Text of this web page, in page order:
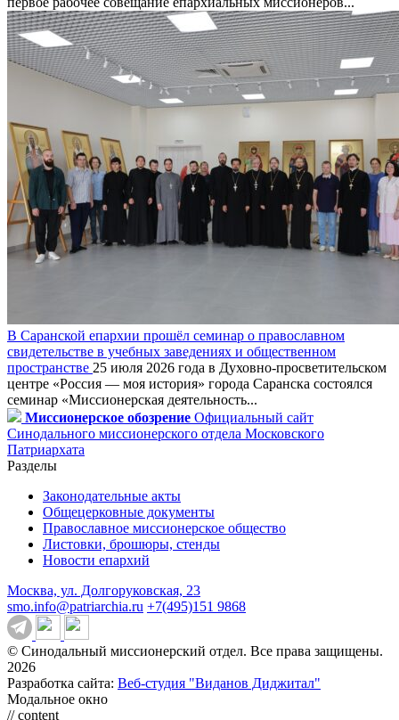
В Саранской епархии прошёл семинар о православном
свидетельстве в учебных заведениях и общественном
пространстве 25 июля 2026 года в Духовно-просветительском
центре «Россия — моя история» города Саранска состоялся
семинар «Миссионерская деятельность...
Миссионерское обозрение Официальный сайт
Синодального миссионерского отдела Московского
Патриархата
Разделы
Законодательные акты
Общецерковные документы
Православное миссионерское общество
Листовки, брошюры, стенды
Новости епархий
Москва, ул. Долгоруковская, 23
smo.info@patriarchia.ru +7(495)151 9868
© Синодальный миссионерский отдел. Все права защищены.
2026
Разработка сайта: Веб-студия "Виданов Диджитал"
Модальное окно
// content